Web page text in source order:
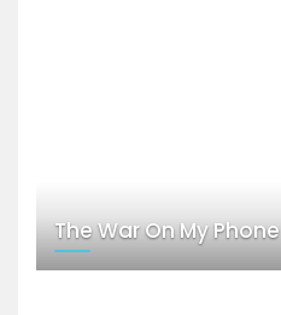
The War On My Phone